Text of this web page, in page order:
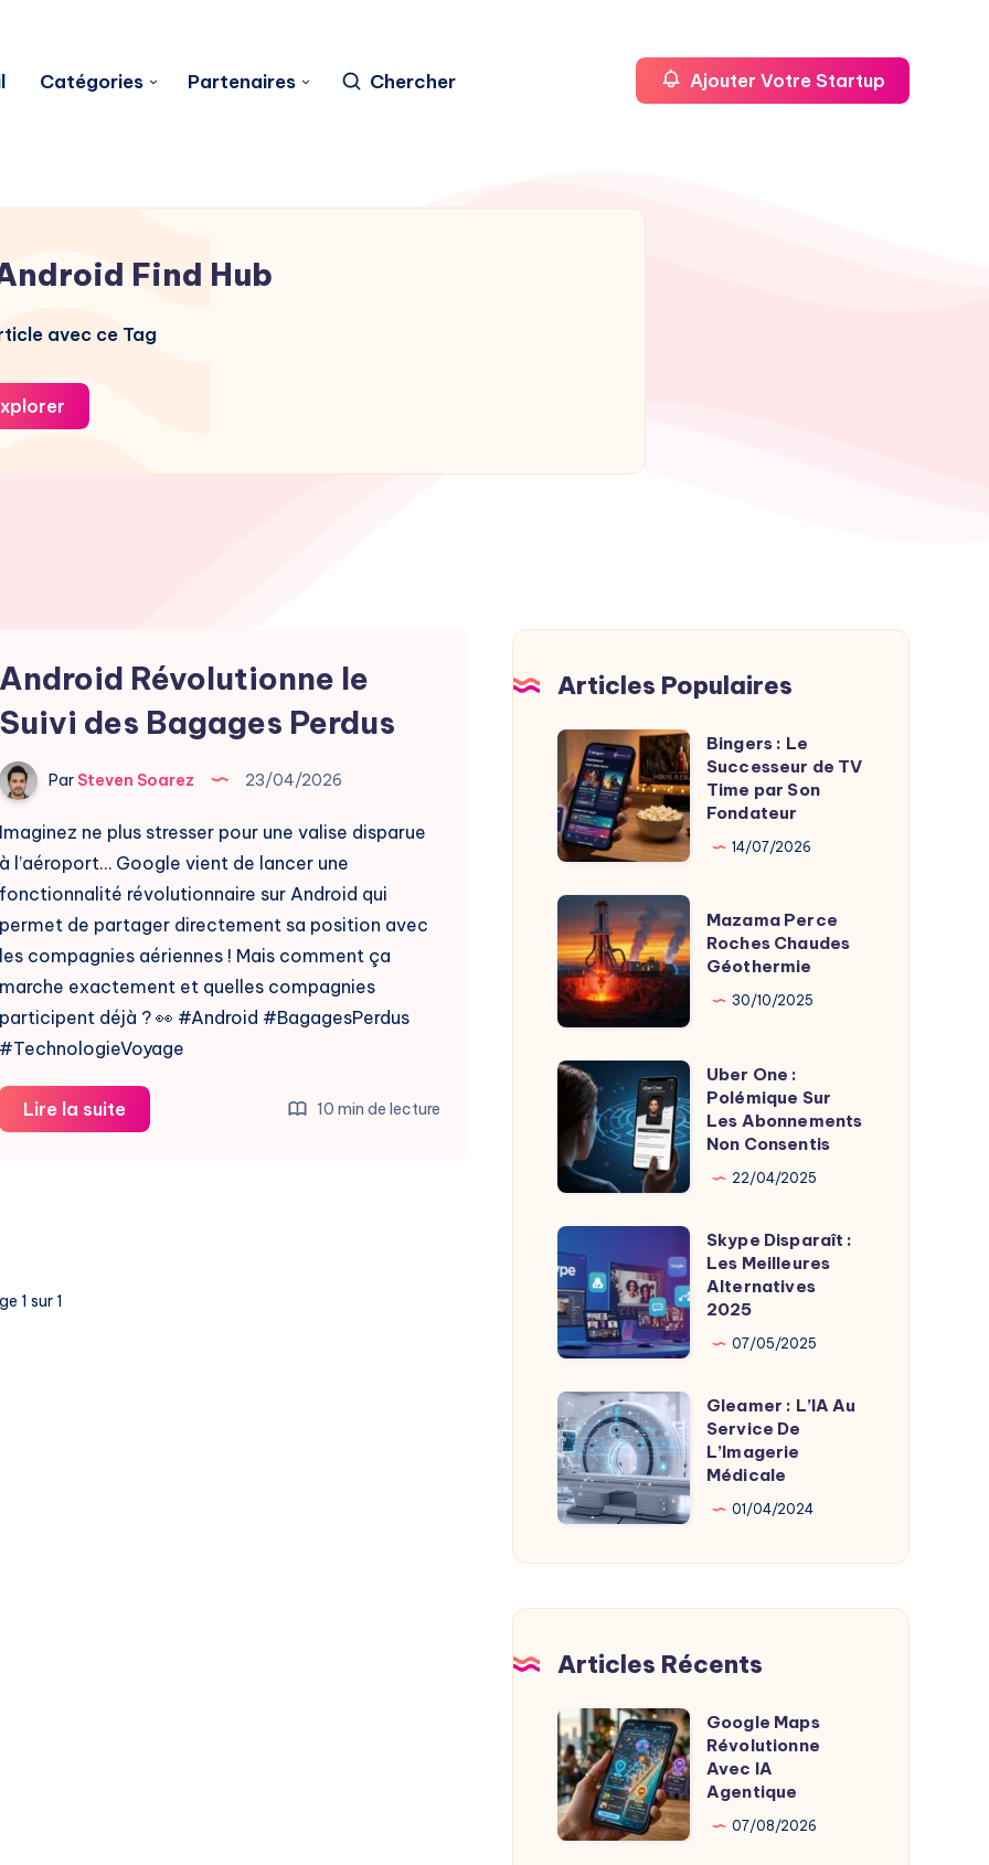
Catégories Partenaires Chercher Ajouter Votre Startup
Find Hub
avec ce Tag
Android Révolutionne le
Suivi des Bagages Perdus
Par Steven Soarez 23/04/2026
Imaginez ne plus stresser pour une valise disparue
à l’aéroport… Google vient de lancer une
fonctionnalité révolutionnaire sur Android qui
permet de partager directement sa position avec
les compagnies aériennes ! Mais comment ça
marche exactement et quelles compagnies
participent déjà ? 👀 #Android #BagagesPerdus
#TechnologieVoyage
Lire la suiteAndroid
Révolutionne
10 min de lecture
1 sur 1
Articles Populaires
Bingers
Le
Successeur
de
TV
Time
par
Son
Fondateur
Bingers : Le
Successeur de TV
Time par Son
Fondateur
14/07/2026
Mazama
Perce
Roches
Chaudes
Géothermie
Mazama Perce
Roches Chaudes
Géothermie
30/10/2025
Uber
One
Polémique
Sur
Les
Abonnements
Non
Consentis
Uber One :
Polémique Sur
Les Abonnements
Non Consentis
22/04/2025
Skype
Disparaît
:
Les
Meilleures
Alternatives
2025
Skype Disparaît :
Les Meilleures
Alternatives
2025
07/05/2025
Gleamer
:
L’IA
Au
Service
De
Gleamer : L’IA Au
Service De
L’Imagerie
Médicale
01/04/2024
Articles Récents
Google
Maps
Révolutionne
Avec
IA
Google Maps
Révolutionne
Avec IA
Agentique
07/08/2026